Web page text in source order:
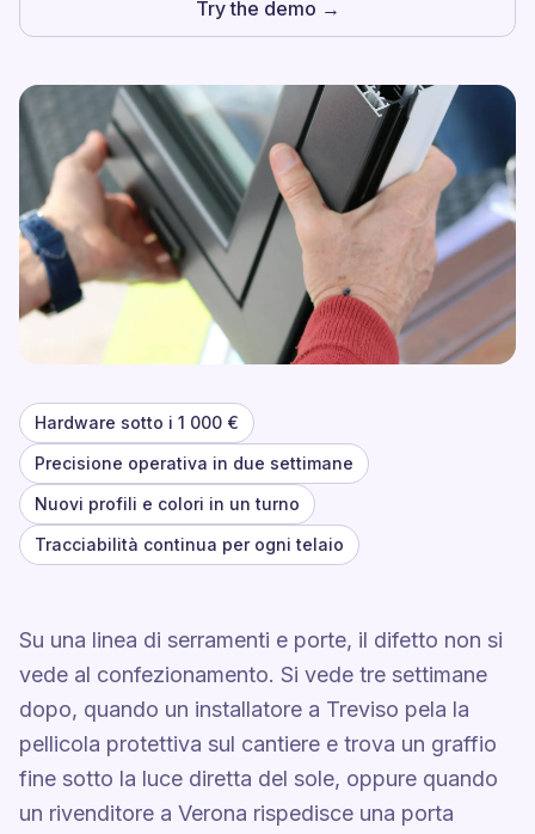
Try the demo →
Hardware sotto i 1 000 €
Precisione operativa in due settimane
Nuovi profili e colori in un turno
Tracciabilità continua per ogni telaio
Su una linea di serramenti e porte, il difetto non si
vede al confezionamento. Si vede tre settimane
dopo, quando un installatore a Treviso pela la
pellicola protettiva sul cantiere e trova un graffio
fine sotto la luce diretta del sole, oppure quando
un rivenditore a Verona rispedisce una porta